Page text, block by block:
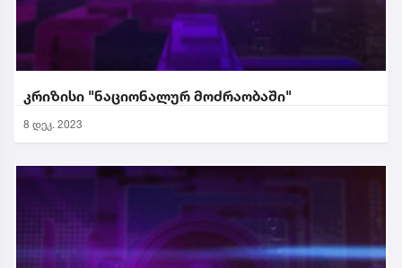
კრიზისი "ნაციონალურ მოძრაობაში"
8 დეკ. 2023